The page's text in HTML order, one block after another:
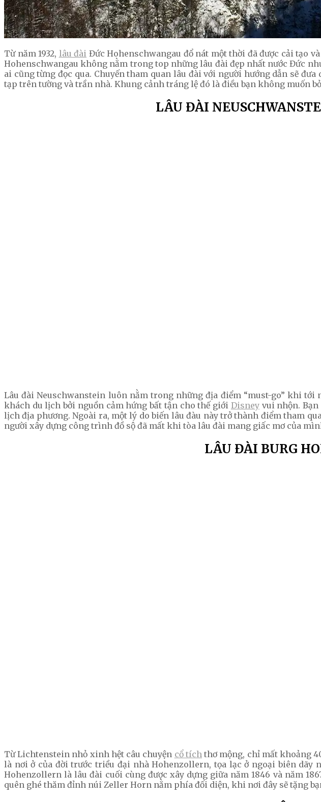
Từ năm 1932, lâu đài Đức Hohenschwangau đổ nát một thời đã được cải tạo
Hohenschwangau không nằm trong top những lâu đài đẹp nhất nước Đức
ai cũng từng đọc qua. Chuyến tham quan lâu đài với người hướng dẫn sẽ
tạp trên tường và trần nhà. Khung cảnh tráng lệ đó là điều bạn không muốn
LÂU ĐÀI
Lâu đài Neuschwanstein luôn nằm trong những địa điểm “must-go” khi
khách du lịch bởi nguồn cảm hứng bất tận cho thế giới Disneyvui nhộn. Bạn
lịch địa phương. Ngoài ra, một lý do biến lâu đàu này trở thành điểm tham
người xây dựng công trình đồ sộ đã mất khi tòa lâu đài mang giấc mơ của
LÂU ĐÀI BURG
Từ Lichtenstein nhỏ xinh hệt câu chuyện cổ tích thơ mộng, chỉ mất khoảng
là nơi ở của đời trước triều đại nhà Hohenzollern, tọa lạc ở ngoại biên
Hohenzollern là lâu đài cuối cùng được xây dựng giữa năm 1846 và năm
quên ghé thăm đỉnh núi Zeller Horn nằm phía đối diện, khi nơi đây sẽ tặng